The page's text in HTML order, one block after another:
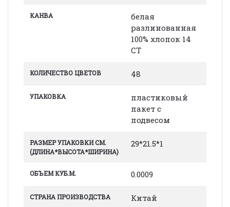
КАНВА
белая
разлинованная
100% хлопок 14
СТ
КОЛИЧЕСТВО ЦВЕТОВ 48
УПАКОВКА
пластиковый
пакет с
подвесом
РАЗМЕР УПАКОВКИ СМ.
(ДЛИНА*ВЫСОТА*ШИРИНА)
29*21.5*1
ОБЪЕМ КУБ.М. 0.0009
СТРАНА ПРОИЗВОДСТВА Китай